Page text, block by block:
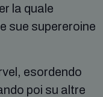
la quale
sue supereroine
esordendo
poi su altre